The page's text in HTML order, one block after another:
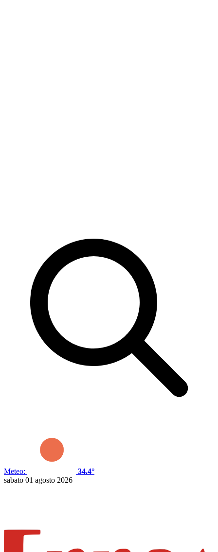
Meteo:
34.4°
sabato 01 agosto 2026